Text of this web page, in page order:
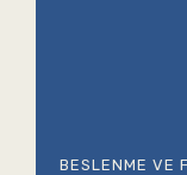
BESLENME VE